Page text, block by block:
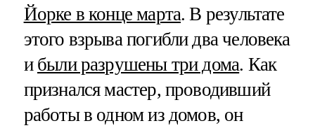
Йорке в конце марта. В результате
этого взрыва погибли два человека
и были разрушены три дома. Как
признался мастер, проводивший
работы в одном из домов, он